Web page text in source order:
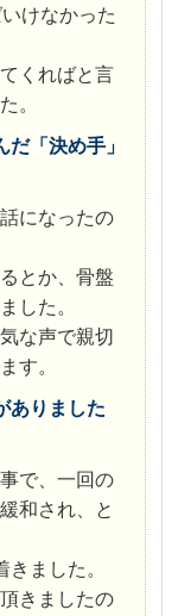
けなかった
くればと言
。
「決め手」
になったの
とか、骨盤
した。
な声で親切
す。
ありました
で、一回の
和され、と
ました。
きましたの